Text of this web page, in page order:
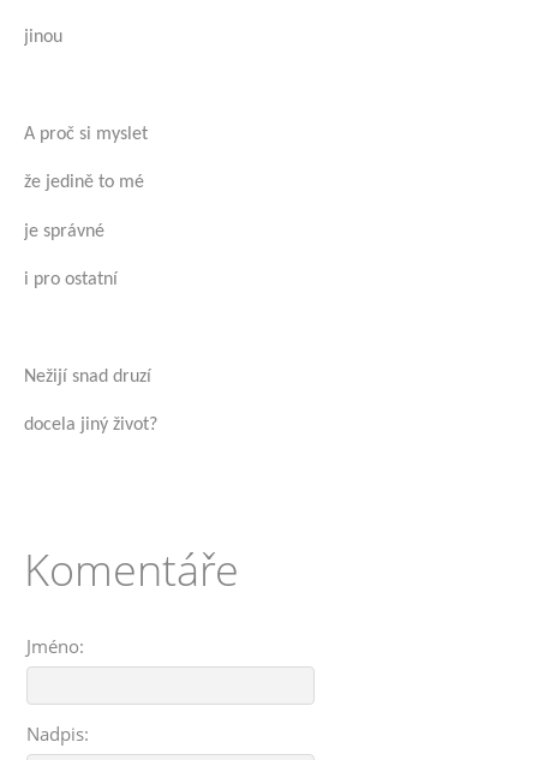
jinou
A proč si myslet
že jedině to mé
je správné
i pro ostatní
Nežijí snad druzí
docela jiný život?
Komentáře
Jméno:
Nadpis: